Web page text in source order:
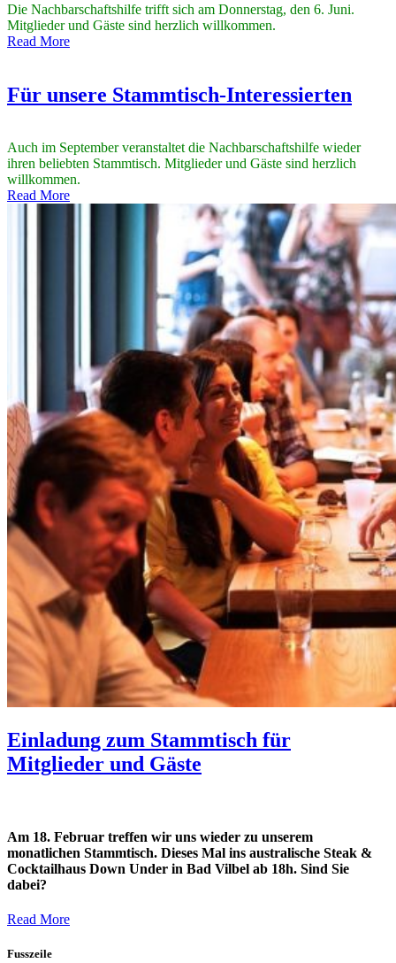
Die Nachbarschaftshilfe trifft sich am Donnerstag, den 6. Juni.
Mitglieder und Gäste sind herzlich willkommen.
Read More
Für unsere Stammtisch-Interessierten
Auch im September veranstaltet die Nachbarschaftshilfe wieder
ihren beliebten Stammtisch. Mitglieder und Gäste sind herzlich
willkommen.
Read More
Einladung zum Stammtisch für
Mitglieder und Gäste
Am 18. Februar treffen wir uns wieder zu unserem
monatlichen Stammtisch. Dieses Mal ins australische Steak &
Cocktailhaus Down Under in Bad Vilbel ab 18h. Sind Sie
dabei?
Read More
Fusszeile